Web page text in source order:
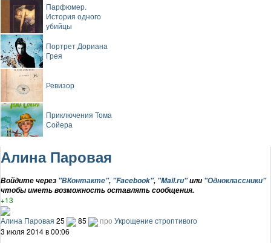
Парфюмер.
История одного
убийцы
Портрет Дориана
Грея
Ревизор
Приключения Тома
Сойера
Алина Паровая
Войдите через "ВКонтакте", "Facebook", "Mail.ru"или "Одноклассники"
чтобы иметь возможность оставлять сообщения.
+13
Алина Паровая 25 85 про Укрощение строптивого
3 июля 2014 в 00:06